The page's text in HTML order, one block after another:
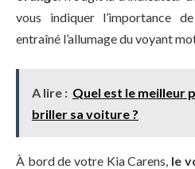
vous indiquer l’importance
entraîné l’allumage du voyant
A lire : Quel est le meilleur
briller sa voiture ?
À bord de votre Kia Carens, le